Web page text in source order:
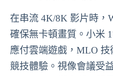
在串流 4K/8K 影片時，
確保無卡頓畫質。小米
應付雲端遊戲，MLO
競技體驗。視像會議受